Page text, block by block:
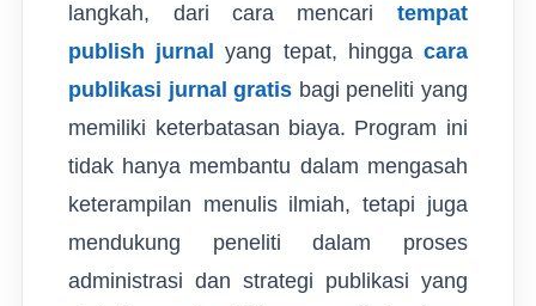
langkah, dari cara mencari tempat
publish jurnal
yang tepat, hingga cara
publikasi jurnal gratis bagi peneliti yang
memiliki keterbatasan biaya. Program ini
tidak hanya membantu dalam mengasah
keterampilan menulis ilmiah, tetapi juga
mendukung peneliti dalam proses
administrasi dan strategi publikasi yang